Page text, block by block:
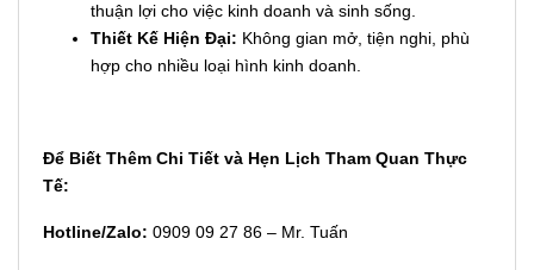
thuận lợi cho việc kinh doanh và sinh sống.
Thiết Kế Hiện Đại: Không gian mở, tiện nghi, phù
hợp cho nhiều loại hình kinh doanh.
Để Biết Thêm Chi Tiết và Hẹn Lịch Tham Quan Thực
Tế:
Hotline/Zalo: 0909 09 27 86 – Mr. Tuấn